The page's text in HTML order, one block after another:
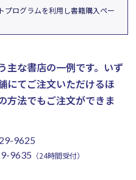
プログラムを利用し書籍購入ペー
な書店の一例です。 いず
にてご注文いただけるほ
方法でもご注文ができま
9625
9635 （24時間受付）